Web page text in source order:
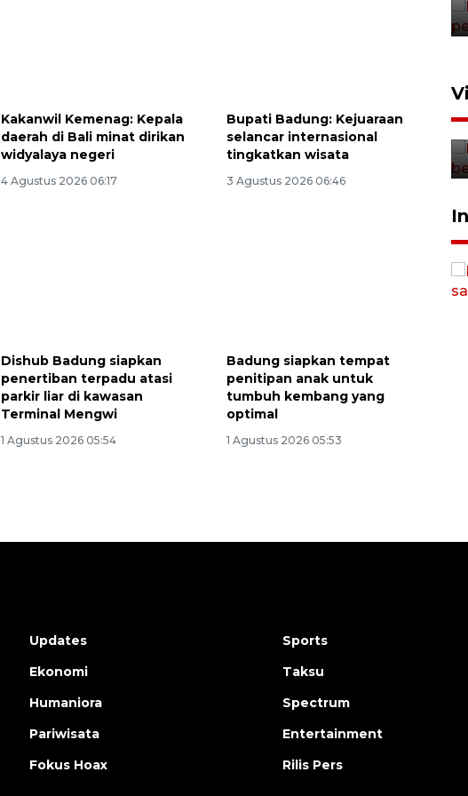
Kakanwil Kemenag: Kepala
daerah di Bali minat dirikan
widyalaya negeri
4 Agustus 2026 06:17
Bupati Badung: Kejuaraan
selancar internasional
tingkatkan wisata
3 Agustus 2026 06:46
Dishub Badung siapkan
penertiban terpadu atasi
parkir liar di kawasan
Terminal Mengwi
1 Agustus 2026 05:54
Badung siapkan tempat
penitipan anak untuk
tumbuh kembang yang
optimal
1 Agustus 2026 05:53
jelang laga lawan Kamboja
pada Piala AFF
23 Juli 2026 19:12
Updates
Ekonomi
Humaniora
Pariwisata
Fokus Hoax
Sports
Taksu
Spectrum
Entertainment
Rilis Pers